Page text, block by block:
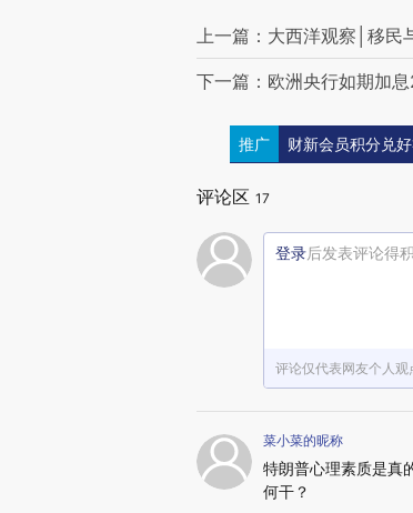
上一篇：大西洋观察│移民
下一篇：欧洲央行如期加
推广 财新会员积分兑
评论区 17
登录后发表评论得
评论仅代表网友个人
菜小菜的昵称
特朗普心理素质是真
何干？